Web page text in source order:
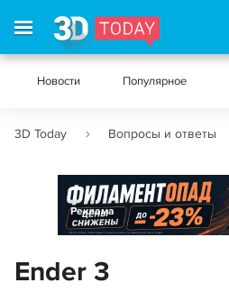
Новости Популярное
3D Today Вопросы и ответы
Реклама
Ender 3